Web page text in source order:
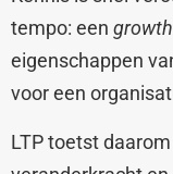
tempo: een
eigenschappen
voor een
LTP toetst